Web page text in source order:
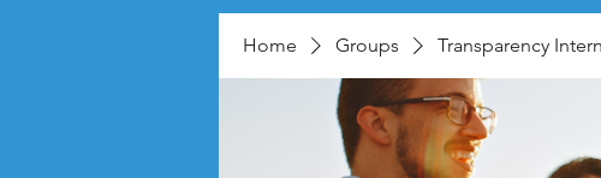
Home Groups Transparency